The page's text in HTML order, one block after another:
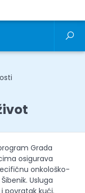
Grada
osigurava
onkološko-
Usluga
povratak kući.